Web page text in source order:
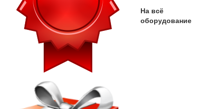
На всё
оборудование